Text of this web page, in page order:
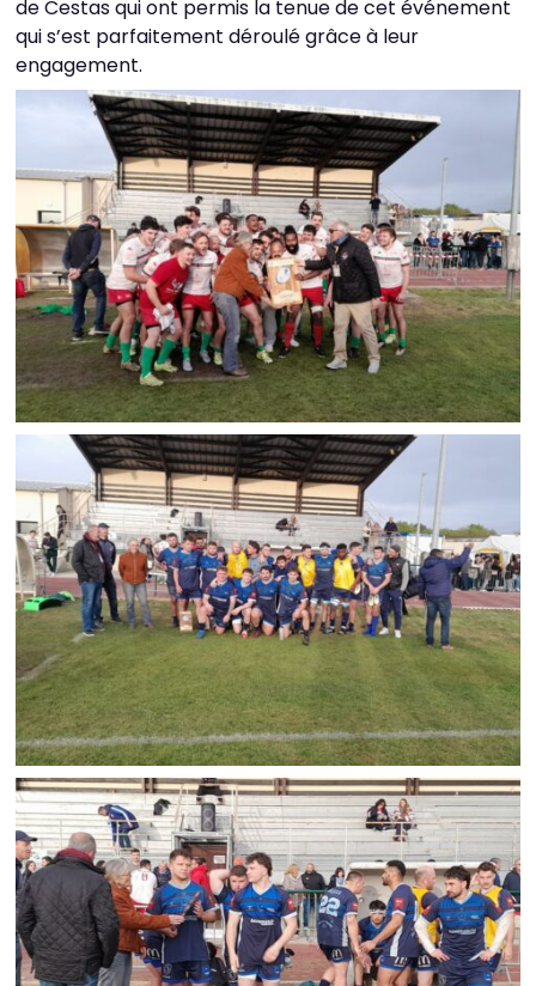
de Cestas qui ont permis la tenue de cet événement
qui s’est parfaitement déroulé grâce à leur
engagement.